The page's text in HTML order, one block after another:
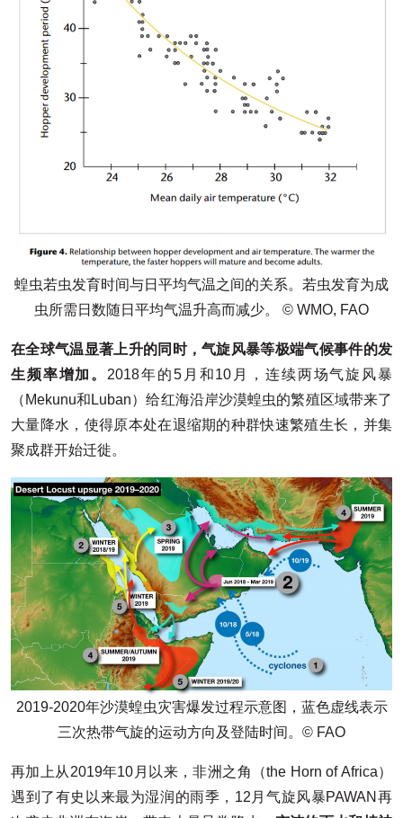
蝗虫若虫发育时间与日平均气温之间的关系。若虫发育为成
虫所需日数随日平均气温升高而减少。 © WMO, FAO
在全球气温显著上升的同时，气旋风暴等极端气候事件的发
生频率增加。 2018年的5月和10月，连续两场气旋风暴
（Mekunu和Luban）给红海沿岸沙漠蝗虫的繁殖区域带来了
大量降水，使得原本处在退缩期的种群快速繁殖生长，并集
聚成群开始迁徙。
2019-2020年沙漠蝗虫灾害爆发过程示意图，蓝色虚线表示
三次热带气旋的运动方向及登陆时间。© FAO
再加上从2019年10月以来，非洲之角（the Horn of Africa）
遇到了有史以来最为湿润的雨季，12月气旋风暴PAWAN再